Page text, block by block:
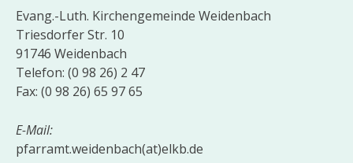
Evang.-Luth. Kirchengemeinde Weidenbach
Triesdorfer Str. 10
91746 Weidenbach
Telefon: (0 98 26) 2 47
Fax: (0 98 26) 65 97 65
E-Mail:
pfarramt.weidenbach(at)elkb.de